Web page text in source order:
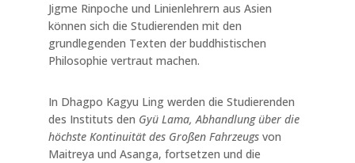
Jigme Rinpoche und Linienlehrern aus Asien
können sich die Studierenden mit den
grundlegenden Texten der buddhistischen
Philosophie vertraut machen.
In Dhagpo Kagyu Ling werden die Studierenden
des Instituts den Gyü Lama, Abhandlung über die
höchste Kontinuität des Großen Fahrzeugsvon
Maitreya und Asanga, fortsetzen und die